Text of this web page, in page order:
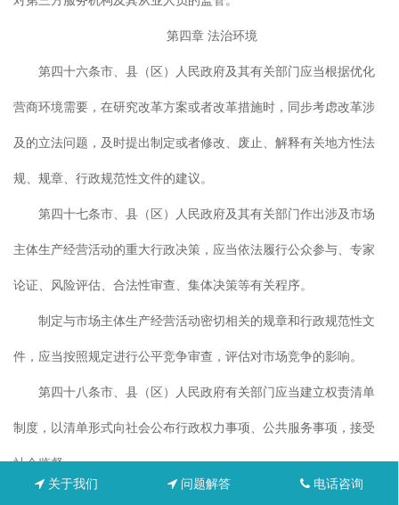
第四章 法治环境
第四十六条市、县（区）人民政府及其有关部门应当根据优化
营商环境需要，在研究改革方案或者改革措施时，同步考虑改革涉
及的立法问题，及时提出制定或者修改、废止、解释有关地方性法
规、规章、行政规范性文件的建议。
第四十七条市、县（区）人民政府及其有关部门作出涉及市场
主体生产经营活动的重大行政决策，应当依法履行公众参与、专家
论证、风险评估、合法性审查、集体决策等有关程序。
制定与市场主体生产经营活动密切相关的规章和行政规范性文
件，应当按照规定进行公平竞争审查，评估对市场竞争的影响。
第四十八条市、县（区）人民政府有关部门应当建立权责清单
制度，以清单形式向社会公布行政权力事项、公共服务事项，接受
社会监督。
关于我们 问题解答 电话咨询